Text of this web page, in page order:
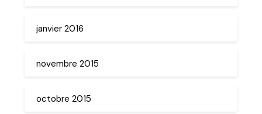
janvier 2016
novembre 2015
octobre 2015